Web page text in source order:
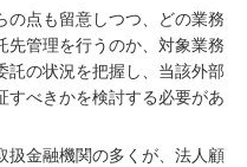
の点も留意しつつ、どの業務
先管理を行うのか、対象業務
託の状況を把握し、当該外部
すべきかを検討する必要があ
扱金融機関の多くが、法人顧